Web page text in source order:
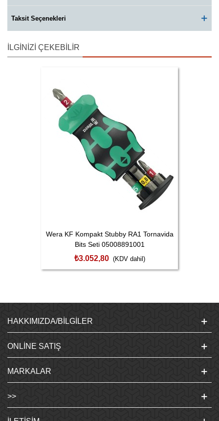
Taksit Seçenekleri
İLGINIZI ÇEKEBILIR
Wera KF Kompakt Stubby RA1 Tornavida
Bits Seti 05008891001
₺3.052,80 (KDV dahil)
HAKKIMIZDA/BILGILER
ONLINE SATIŞ
MARKALAR
>>